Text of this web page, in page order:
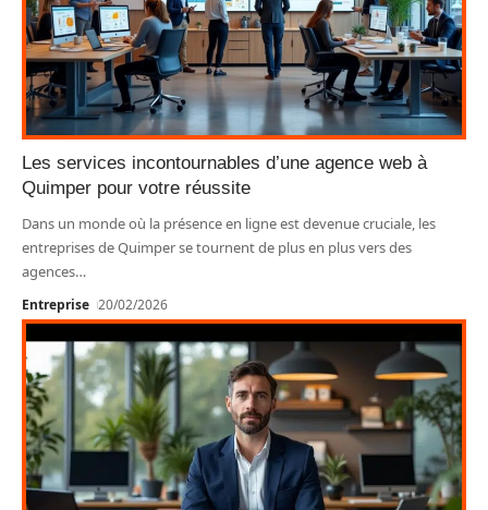
Les services incontournables d’une agence web à
Quimper pour votre réussite
Dans un monde où la présence en ligne est devenue cruciale, les
entreprises de Quimper se tournent de plus en plus vers des
agences…
Entreprise 20/02/2026